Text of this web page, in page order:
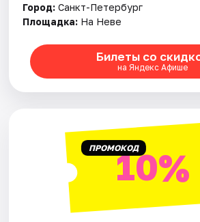
Город: Санкт-Петербург
Площадка: На Неве
Билеты со
на Яндекс Афише
ПРОМОКОД10%